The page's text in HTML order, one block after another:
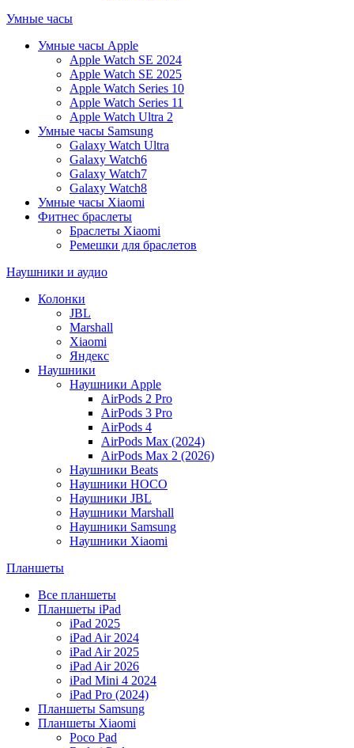
Умные часы
Умные часы Apple
Apple Watch SE 2024
Apple Watch SE 2025
Apple Watch Series 10
Apple Watch Series 11
Apple Watch Ultra 2
Умные часы Samsung
Galaxy Watch Ultra
Galaxy Watch6
Galaxy Watch7
Galaxy Watch8
Умные часы Xiaomi
Фитнес браслеты
Браслеты Xiaomi
Ремешки для браслетов
Наушники и аудио
Колонки
JBL
Marshall
Xiaomi
Яндекс
Наушники
Наушники Apple
AirPods 2 Pro
AirPods 3 Pro
AirPods 4
AirPods Max (2024)
AirPods Max 2 (2026)
Наушники Beats
Наушники HOCO
Наушники JBL
Наушники Marshall
Наушники Samsung
Наушники Xiaomi
Планшеты
Все планшеты
Планшеты iPad
iPad 2025
iPad Air 2024
iPad Air 2025
iPad Air 2026
iPad Mini 4 2024
iPad Pro (2024)
Планшеты Samsung
Планшеты Xiaomi
Poco Pad